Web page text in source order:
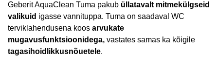
Geberit AquaClean Tuma pakub üllatavalt mitmekülgseid
valikuid igasse vannituppa. Tuma on saadaval WC
terviklahendusena koos arvukate
mugavusfunktsioonidega, vastates samas ka kõigile
tagasihoidlikkusnõuetele.